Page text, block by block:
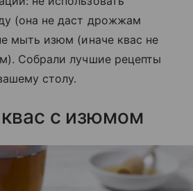
(она не даст дрожжам
мыть изюм (иначе квас не
Собрали лучшие рецепты
столу.
с изюмом